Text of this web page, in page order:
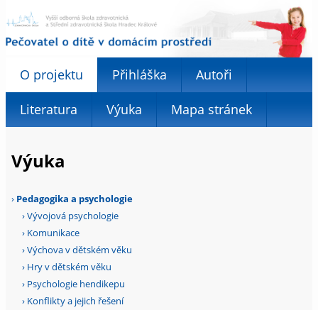
O projektu Přihláška Autoři
Literatura Výuka Mapa stránek
Výuka
› Pedagogika a psychologie
›Vývojová psychologie
› Komunikace
›Výchova v dětském věku
› Hry v dětském věku
› Psychologie hendikepu
› Konflikty a jejich řešení